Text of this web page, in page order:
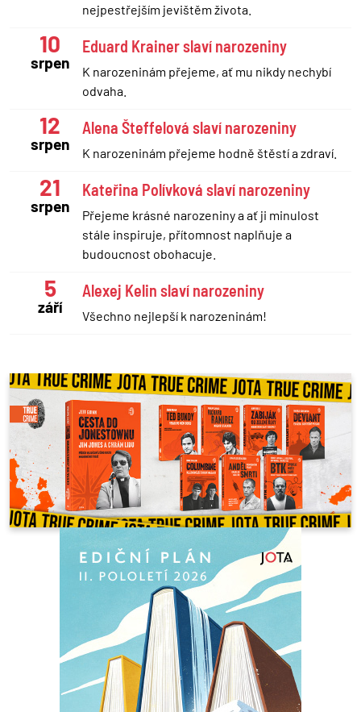
nejpestřejším jevištěm života.
10
srpen
Eduard Krainer slaví narozeniny
K narozeninám přejeme, ať mu nikdy nechybí
odvaha.
12
srpen
Alena Šteffelová slaví narozeniny
K narozeninám přejeme hodně štěstí a zdraví.
21
srpen
Kateřina Polívková slaví narozeniny
Přejeme krásné narozeniny a ať ji minulost
stále inspiruje, přítomnost naplňuje a
budoucnost obohacuje.
5
září
Alexej Kelin slaví narozeniny
Všechno nejlepší k narozeninám!